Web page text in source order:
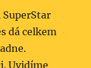
SuperStar
dá celkem
Uvidíme